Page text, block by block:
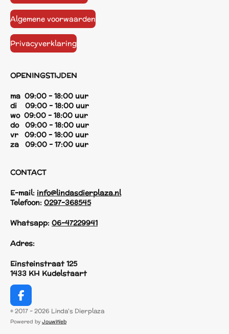
Algemene voorwaarden
Privacyverklaring
OPENINGSTIJDEN
ma 09:00 - 18:00 uur
di 09:00 - 18:00 uur
wo 09:00 - 18:00 uur
do 09:00 - 18:00 uur
vr 09:00 - 18:00 uur
za 09:00 - 17:00 uur
CONTACT
E-mail: info@lindasdierplaza.nl
Telefoon: 0297-368545
Whatsapp: 06-47229941
Adres:
Einsteinstraat 125
1433 KH Kudelstaart
F
a
c
© 2017 - 2026 Linda's Dierplaza
Powered by JouwWeb